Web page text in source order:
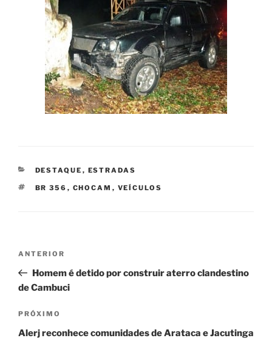
CATEGORIAS
DESTAQUE , ESTRADAS
TAGS
BR 356 , CHOCAM , VEÍCULOS
Post
Post
anterior
ANTERIOR
Homem é detido por construir aterro clandestino
de Cambuci
Próximo
post
PRÓXIMO
Alerj reconhece comunidades de Arataca e Jacutinga